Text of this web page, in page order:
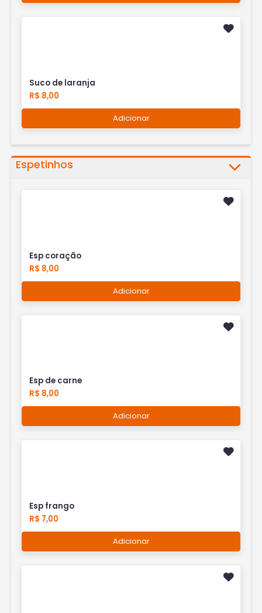
Suco de laranja
R$ 8,00
Adicionar
Espetinhos
Esp coração
R$ 8,00
Adicionar
Esp de carne
R$ 8,00
Adicionar
Esp frango
R$ 7,00
Adicionar